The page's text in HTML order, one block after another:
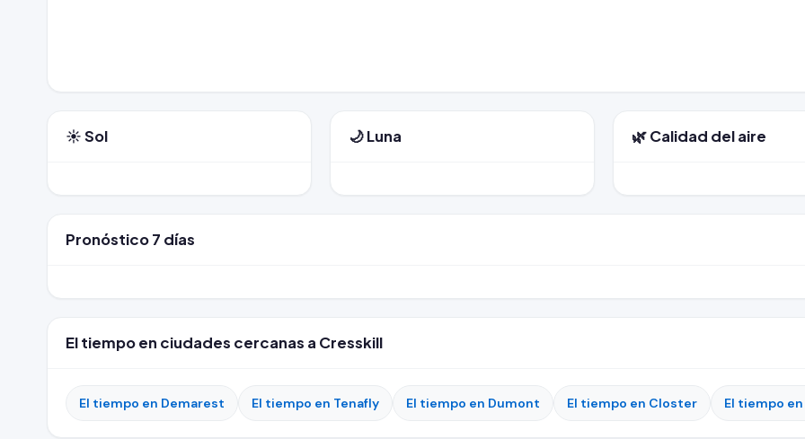
☀️ Sol 🌙 Luna 🌿 Calidad del aire
Pronóstico 7 días
El tiempo en ciudades cercanas a Cresskill
El tiempo en Demarest El tiempo en Tenafly El tiempo en Dumont El tiempo en Closter El tiempo